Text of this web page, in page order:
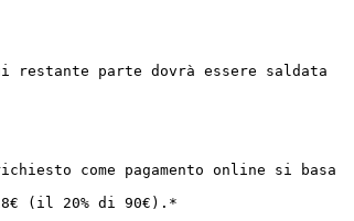
restante parte dovrà essere saldata
come pagamento online si basa
(il 20% di 90€).*